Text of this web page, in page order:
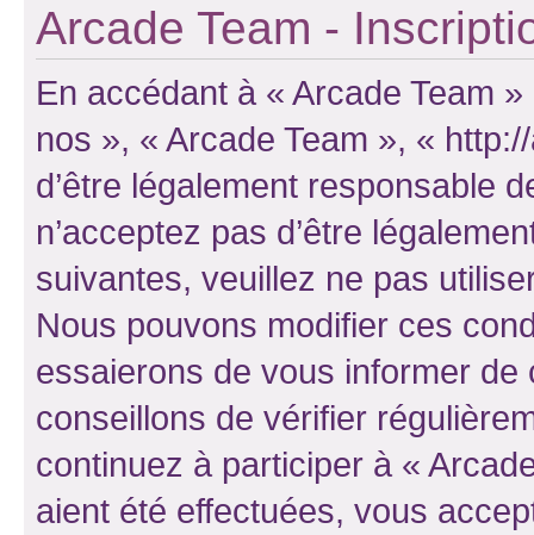
Arcade Team -
En accédant à « Arcade Team
nos », « Arcade Team », «
d’être légalement responsable
n’acceptez pas d’être
suivantes, veuillez ne pas
Nous pouvons modifier ces
essaierons de vous informer
conseillons de vérifier
continuez à participer à «
aient été effectuées, vous